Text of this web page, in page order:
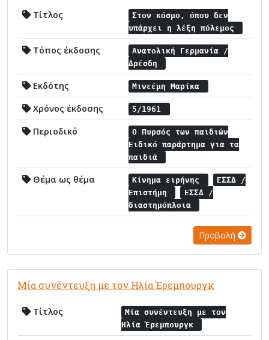
Τίτλος
Στον κόσμο, όπου δεν
υπάρχει η λέξη πόλεμος
Τόπος έκδοσης
Ανατολική Γερμανία /
Δρέσδη
Εκδότης Μινεέμη Μαρίκα
Χρόνος έκδοσης 5/1961
Περιοδικό
Ο Πυρσός των παιδιών
Ειδικό παράρτημα για τα
παιδιά
Θέμα ως θέμα Κίνημα ειρήνης
ΕΣΣΔ /
Επιστήμη
ΕΣΣΔ /
διαστημόπλοια
Προβολή
Μία συνέντευξη με τον Ηλία Έρεμπουργκ
Τίτλος
Μία συνέντευξη με τον
Ηλία Έρεμπουργκ